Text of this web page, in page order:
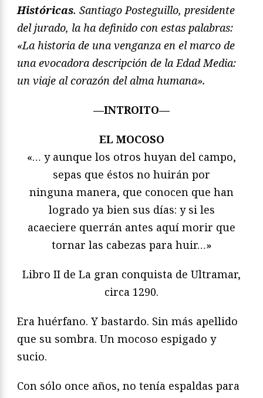
Históricas. Santiago Posteguillo, presidente
del jurado, la ha definido con estas palabras:
«La historia de una venganza en el marco de
una evocadora descripción de la Edad Media:
un viaje al corazón del alma humana».
—INTROITO—
EL MOCOSO
«… y aunque los otros huyan del campo,
sepas que éstos no huirán por
ninguna manera, que conocen que han
logrado ya bien sus días: y si les
acaeciere querrán antes aquí morir que
tornar las cabezas para huir…»
Libro II de La gran conquista de Ultramar,
circa 1290.
Era huérfano. Y bastardo. Sin más apellido
que su sombra. Un mocoso espigado y
sucio.
Con sólo once años, no tenía espaldas para